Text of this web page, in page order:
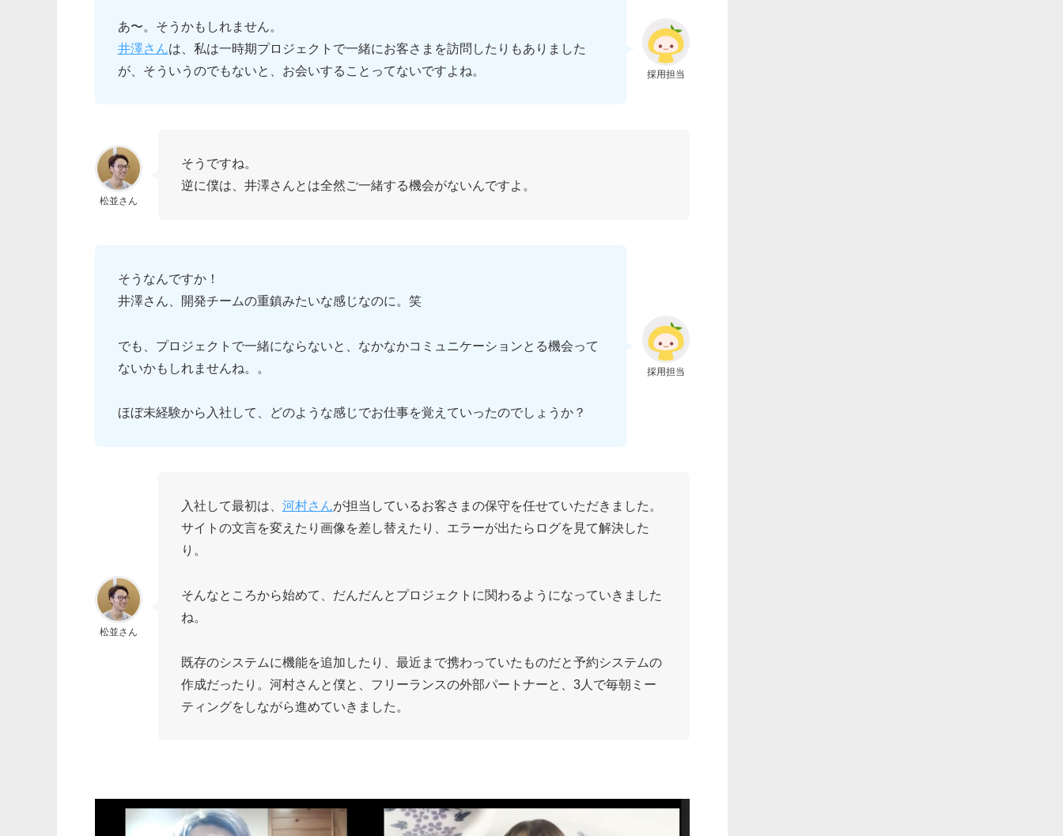
採用担当
あ〜。そうかもしれません。
井澤さんは、私は一時期プロジェクトで一緒にお客さまを訪問したりもありました
が、そういうのでもないと、お会いすることってないですよね。
松並さん
そうですね。
逆に僕は、井澤さんとは全然ご一緒する機会がないんですよ。
採用担当
そうなんですか！
井澤さん、開発チームの重鎮みたいな感じなのに。笑
でも、プロジェクトで一緒にならないと、なかなかコミュニケーションとる機会って
ないかもしれませんね。。
ほぼ未経験から入社して、どのような感じでお仕事を覚えていったのでしょうか？
松並さん
入社して最初は、 河村さんが担当しているお客さまの保守を任せていただきました。
サイトの文言を変えたり画像を差し替えたり、エラーが出たらログを見て解決した
り。
そんなところから始めて、だんだんとプロジェクトに関わるようになっていきました
ね。
既存のシステムに機能を追加したり、最近まで携わっていたものだと予約システムの
作成だったり。河村さんと僕と、フリーランスの外部パートナーと、3人で毎朝ミー
ティングをしながら進めていきました。